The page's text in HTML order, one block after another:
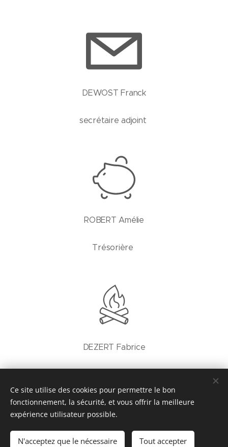
DEWOST Franck
secrétaire adjoint
ROBERT Amélie
Trésorière
DEZERT Fabrice
© 2q025 ACSL MOTTEREAU. Tous les droits réservés.
Ce site utilise des cookies pour permettre le bon
fonctionnement, la sécurité, et vous offrir la meilleure
expérience utilisateur possible.
N'acceptez que le nécessaire Tout accepter